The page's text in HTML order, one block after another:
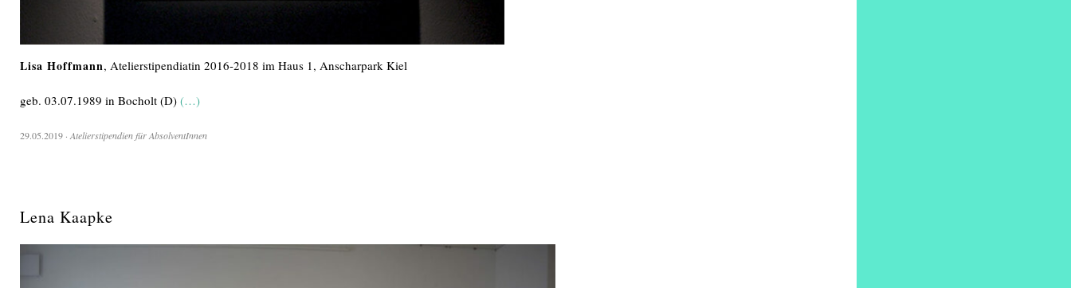
Lisa Hoffmann, Atelierstipendiatin 2016-2018 im Haus 1, Anscharpark Kiel
geb. 03.07.1989 in Bocholt (D) (…)
29.05.2019 · Atelierstipendien für AbsolventInnen
Lena Kaapke